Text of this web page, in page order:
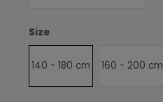
Sizeauswählen
140 - 180 cm 160 - 200 cm